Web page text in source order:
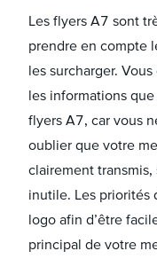
Les flyers A7 sont
prendre en compte
les surcharger.
les informations
flyers A7, car vous
oublier que votre
clairement
inutile. Les priorités
logo afin d’être
principal de votre